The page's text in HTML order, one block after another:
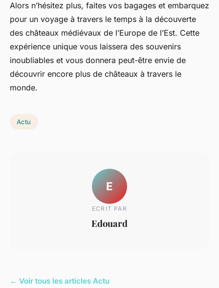
Alors n’hésitez plus, faites vos bagages et embarquez
pour un voyage à travers le temps à la découverte
des châteaux médiévaux de l’Europe de l’Est. Cette
expérience unique vous laissera des souvenirs
inoubliables et vous donnera peut-être envie de
découvrir encore plus de châteaux à travers le
monde.
Actu
E
ECRIT PAR
Edouard
← Voir tous les articles Actu